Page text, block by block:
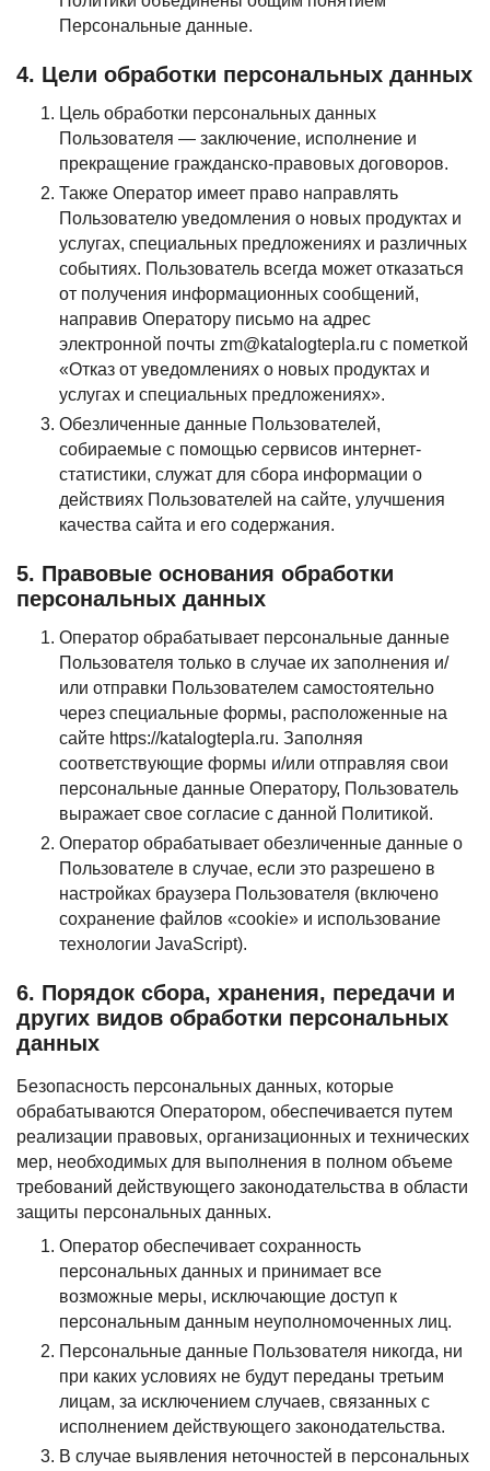
Персональные данные.
4. Цели обработки персональных данных
Цель обработки персональных данных
Пользователя — заключение, исполнение и
прекращение гражданско-правовых договоров.
Также Оператор имеет право направлять
Пользователю уведомления о новых продуктах и
услугах, специальных предложениях и различных
событиях. Пользователь всегда может отказаться
от получения информационных сообщений,
направив Оператору письмо на адрес
электронной почты zm@katalogtepla.ru с пометкой
«Отказ от уведомлениях о новых продуктах и
услугах и специальных предложениях».
Обезличенные данные Пользователей,
собираемые с помощью сервисов интернет-
статистики, служат для сбора информации о
действиях Пользователей на сайте, улучшения
качества сайта и его содержания.
5. Правовые основания обработки
персональных данных
Оператор обрабатывает персональные данные
Пользователя только в случае их заполнения и/
или отправки Пользователем самостоятельно
через специальные формы, расположенные на
сайте https://katalogtepla.ru. Заполняя
соответствующие формы и/или отправляя свои
персональные данные Оператору, Пользователь
выражает свое согласие с данной Политикой.
Оператор обрабатывает обезличенные данные о
Пользователе в случае, если это разрешено в
настройках браузера Пользователя (включено
сохранение файлов «cookie» и использование
технологии JavaScript).
6. Порядок сбора, хранения, передачи и
других видов обработки персональных
данных
Безопасность персональных данных, которые
обрабатываются Оператором, обеспечивается путем
реализации правовых, организационных и технических
мер, необходимых для выполнения в полном объеме
требований действующего законодательства в области
защиты персональных данных.
Оператор обеспечивает сохранность
персональных данных и принимает все
возможные меры, исключающие доступ к
персональным данным неуполномоченных лиц.
Персональные данные Пользователя никогда, ни
при каких условиях не будут переданы третьим
лицам, за исключением случаев, связанных с
исполнением действующего законодательства.
В случае выявления неточностей в персональных